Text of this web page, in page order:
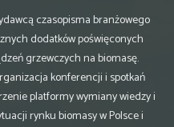
czasopisma branżowego
dodatków poświęconych
grzewczych na biomasę.
konferencji i spotkań
platformy wymiany wiedzy i
rynku biomasy w Polsce i